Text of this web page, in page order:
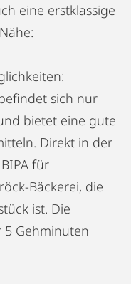
eine erstklassige
sich nur
bietet eine gute
Direkt in der
für
Bäckerei, die
ist. Die
Gehminuten